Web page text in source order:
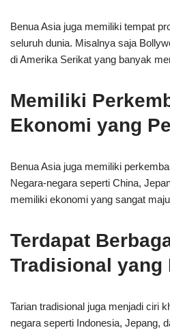
Benua Asia juga memiliki tempat
seluruh dunia. Misalnya saja
di Amerika Serikat yang banyak
Memiliki
Ekonomi yang
Benua Asia juga memiliki
Negara-negara seperti China,
memiliki ekonomi yang sangat
Terdapat
Tradisional yang
Tarian tradisional juga menjadi ciri
negara seperti Indonesia, Jepang,